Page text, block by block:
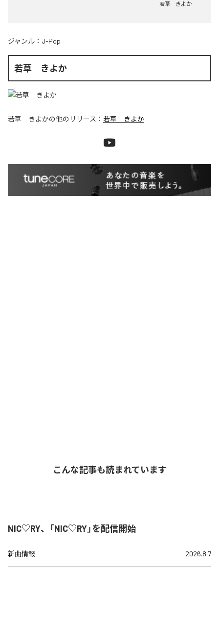
若草 きよか
ジャンル： J-Pop
若草 きよか
若草 きよかの他のリリース： 若草 きよか
こんな記事も読まれています
NIC♡RY、「NIC♡RY」を配信開始
新曲情報 2026.8.7